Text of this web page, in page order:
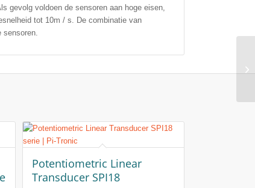
gevolg voldoen de sensoren aan hoge eisen,
tot 10m / s. De combinatie van
Potentiometric Linear
Transducer SPI18